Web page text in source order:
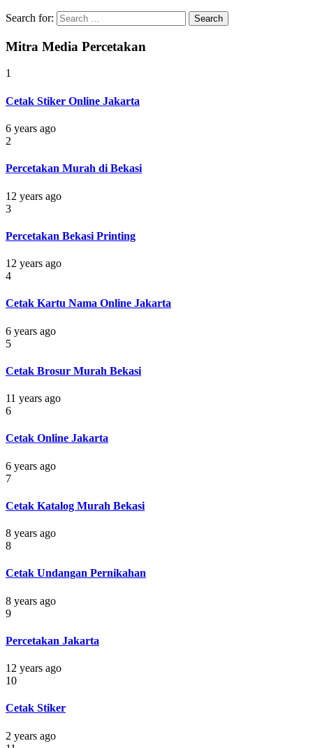
Search for:
Mitra Media Percetakan
1
Cetak Stiker Online Jakarta
6 years ago
2
Percetakan Murah di Bekasi
12 years ago
3
Percetakan Bekasi Printing
12 years ago
4
Cetak Kartu Nama Online Jakarta
6 years ago
5
Cetak Brosur Murah Bekasi
11 years ago
6
Cetak Online Jakarta
6 years ago
7
Cetak Katalog Murah Bekasi
8 years ago
8
Cetak Undangan Pernikahan
8 years ago
9
Percetakan Jakarta
12 years ago
10
Cetak Stiker
2 years ago